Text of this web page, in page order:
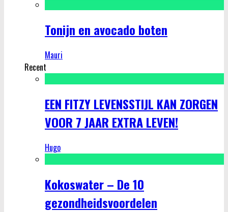
Tonijn en avocado boten
Mauri
Recent
EEN FITZY LEVENSSTIJL KAN ZORGEN
VOOR 7 JAAR EXTRA LEVEN!
Hugo
Kokoswater – De 10
gezondheidsvoordelen